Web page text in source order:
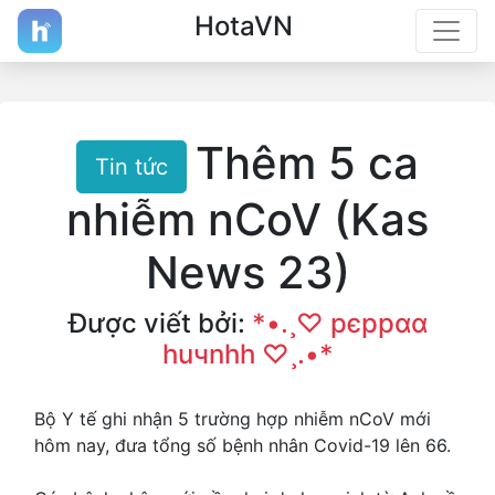
HotaVN
Tin tức
Thêm 5 ca
nhiễm nCoV (Kas
News 23)
Được viết bởi: *•.¸♡ pєppαα
huчnhh ♡¸.•*
Bộ Y tế ghi nhận 5 trường hợp nhiễm nCoV mới
hôm nay, đưa tổng số bệnh nhân Covid-19 lên 66.